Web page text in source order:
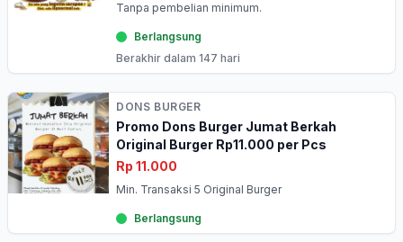
Tanpa pembelian minimum.
Berlangsung
Berakhir dalam 147 hari
DONS BURGER
Promo Dons Burger Jumat Berkah
Original Burger Rp11.000 per Pcs
Rp 11.000
Min. Transaksi 5 Original Burger
Berlangsung